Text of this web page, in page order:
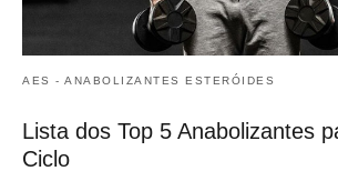
AES - ANABOLIZANTES ESTERÓIDES
Lista dos Top 5 Anabolizantes
Ciclo